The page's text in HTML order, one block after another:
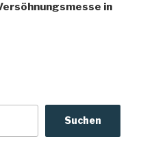
in
Suchen